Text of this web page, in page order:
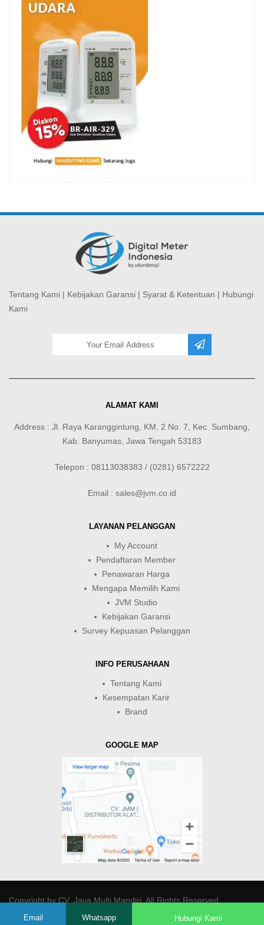
Tentang Kami | Kebijakan Garansi | Syarat & Ketentuan | Hubungi
Kami
ALAMAT KAMI
Address : Jl. Raya Karanggintung, KM. 2 No. 7, Kec. Sumbang,
Kab. Banyumas, Jawa Tengah 53183
Telepon : 08113038383 / (0281) 6572222
Email : sales@jvm.co.id
LAYANAN PELANGGAN
My Account
Pendaftaran Member
Penawaran Harga
Mengapa Memilih Kami
JVM Studio
Kebijakan Garansi
Survey Kepuasan Pelanggan
INFO PERUSAHAAN
Tentang Kami
Kesempatan Karir
Brand
GOOGLE MAP
Copyright byCV. Java Multi Mandiri. All Rights Reserved.
Email Whatsapp Hubungi Kami